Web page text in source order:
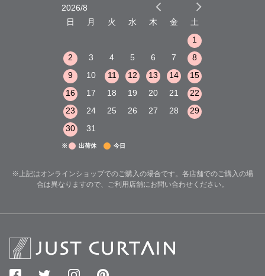
2026/8
日
月 火 水 木 金
土
1
2
3 4 5 6 7
8
9
10 11 12 13 14
15
16
17 18 19 20 21
22
23
24 25 26 27 28
29
30
31
※ 出荷休 今日
※上記はオンラインショップでのご購入の場合です。各店舗でのご購入の場
合は異なりますので、ご利用店舗にお問い合わせください。